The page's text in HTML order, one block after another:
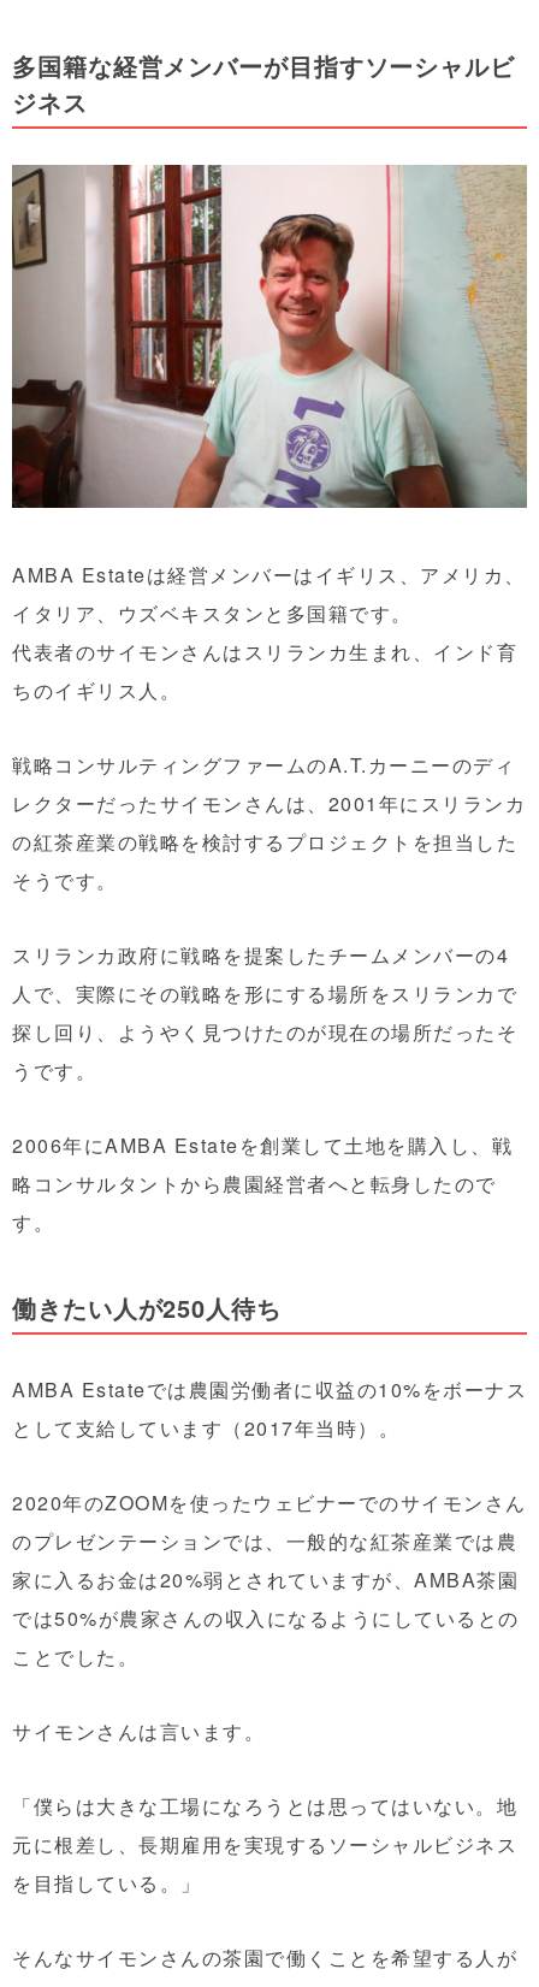
多国籍な経営メンバーが目指すソーシャルビ
ジネス
AMBA Estateは経営メンバーはイギリス、アメリカ、
イタリア、ウズベキスタンと多国籍です。
代表者のサイモンさんはスリランカ生まれ、インド育
ちのイギリス人。
戦略コンサルティングファームのA.T.カーニーのディ
レクターだったサイモンさんは、2001年にスリランカ
の紅茶産業の戦略を検討するプロジェクトを担当した
そうです。
スリランカ政府に戦略を提案したチームメンバーの4
人で、実際にその戦略を形にする場所をスリランカで
探し回り、ようやく見つけたのが現在の場所だったそ
うです。
2006年にAMBA Estateを創業して土地を購入し、戦
略コンサルタントから農園経営者へと転身したので
す。
働きたい人が250人待ち
AMBA Estateでは農園労働者に収益の10%をボーナス
として支給しています（2017年当時）。
2020年のZOOMを使ったウェビナーでのサイモンさん
のプレゼンテーションでは、一般的な紅茶産業では農
家に入るお金は20%弱とされていますが、AMBA茶園
では50%が農家さんの収入になるようにしているとの
ことでした。
サイモンさんは言います。
「僕らは大きな工場になろうとは思ってはいない。地
元に根差し、長期雇用を実現するソーシャルビジネス
を目指している。」
そんなサイモンさんの茶園で働くことを希望する人が